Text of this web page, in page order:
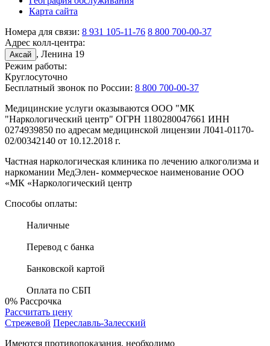
Карта сайта
Номера для связи: 8 931 105-11-76 8 800 700-00-37
Адрес колл-центра:
Аксай , Ленина 19
Режим работы:
Круглосуточно
Бесплатный звонок по России: 8 800 700-00-37
Медицинские услуги оказываются ООО "МК
"Наркологический центр" ОГРН 1180280047661 ИНН
0274939850 по адресам медицинской лицензии Л041-01170-
02/00342140 от 10.12.2018 г.
Частная наркологическая клиника по лечению алкоголизма и
наркомании МедЭлен- коммерческое наименование ООО
«МК «Наркологический центр
Способы оплаты:
Наличные
Перевод с банка
Банковской картой
Оплата по СБП
0% Рассрочка
Рассчитать цену
Стрежевой Переславль-Залесский
Имеются противопоказания, необходимо